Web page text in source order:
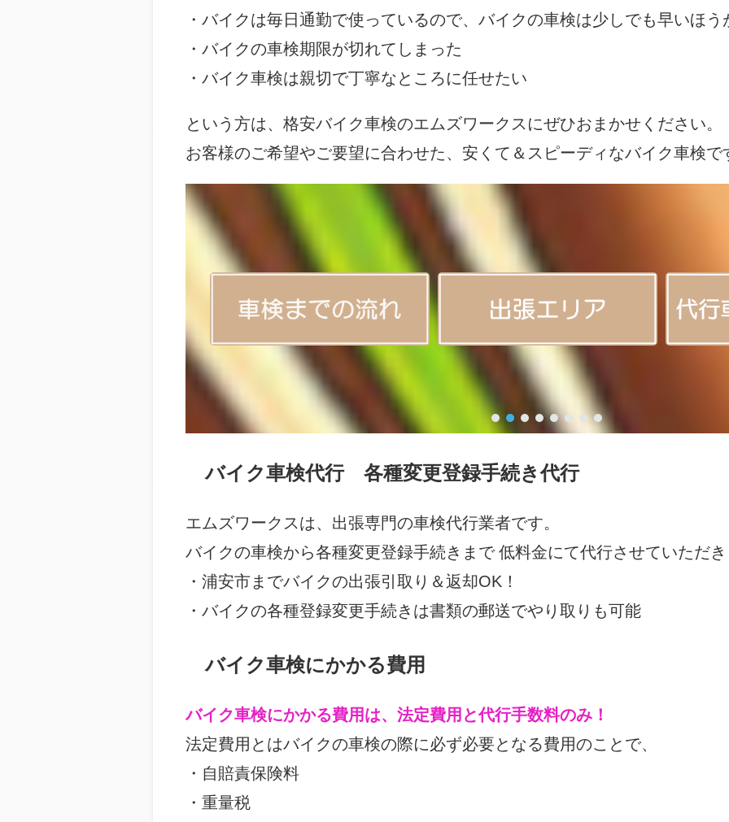
・バイクは毎日通勤で使っているので、バイクの車検は少しでも早いほう
・バイクの車検期限が切れてしまった
・バイク車検は親切で丁寧なところに任せたい
という方は、格安バイク車検のエムズワークスにぜひおまかせください。
お客様のご希望やご要望に合わせた、安くて＆スピーディなバイク車検で
バイク車検代行 各種変更登録手続き代行
エムズワークスは、出張専門の車検代行業者です。
バイクの車検から各種変更登録手続きまで 低料金にて代行させていただ
・浦安市までバイクの出張引取り＆返却OK！
・バイクの各種登録変更手続きは書類の郵送でやり取りも可能
バイク車検にかかる費用
バイク車検にかかる費用は、法定費用と代行手数料のみ！
法定費用とはバイクの車検の際に必ず必要となる費用のことで、
・自賠責保険料
・重量税